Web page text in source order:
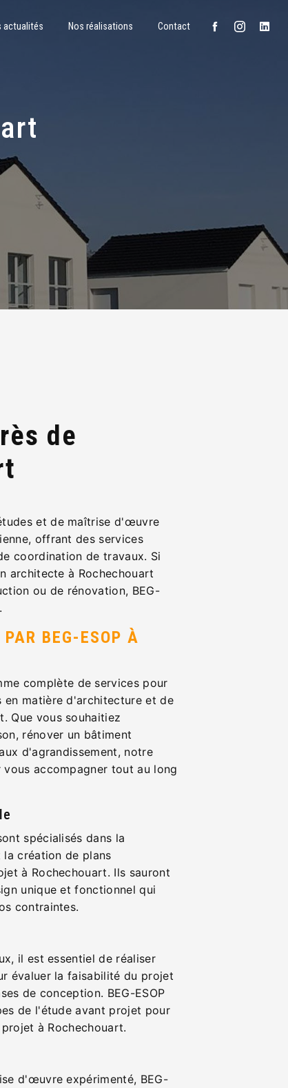
actualités Nos réalisations Contact
de
et de maîtrise d'œuvre
offrant des services
coordination de travaux. Si
architecte à Rochechouart
ou de rénovation, BEG-
BEG-ESOP À
complète de services pour
en matière d'architecture et de
Que vous souhaitiez
rénover un bâtiment
d'agrandissement, notre
accompagner tout au long
spécialisés dans la
création de plans
à Rochechouart. Ils sauront
unique et fonctionnel qui
contraintes.
il est essentiel de réaliser
évaluer la faisabilité du projet
de conception. BEG-ESOP
de l'étude avant projet pour
à Rochechouart.
d'œuvre expérimenté, BEG-